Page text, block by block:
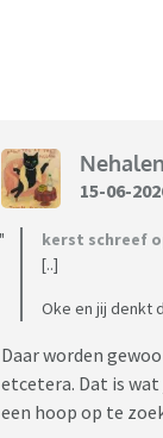
15-06-
kerst schreef
[..]
Oke en jij denkt
Daar worden
etcetera. Dat is
een hoop op te